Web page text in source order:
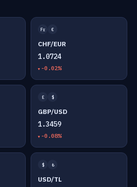
Fr €
CHF/EUR
1.0724
-0.02%
£ $
GBP/USD
1.3459
-0.08%
$ ₺
USD/TL